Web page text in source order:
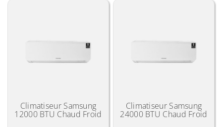
Climatiseur Samsung
12000 BTU Chaud Froid
Climatiseur Samsung
24000 BTU Chaud Froid